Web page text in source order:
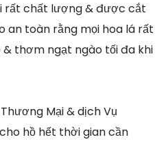
rất chất lượng & được cắt
an toàn rằng mọi hoa lá rất
thơm ngạt ngào tối đa khi
Mại & dịch Vụ
hồ hết thời gian cần